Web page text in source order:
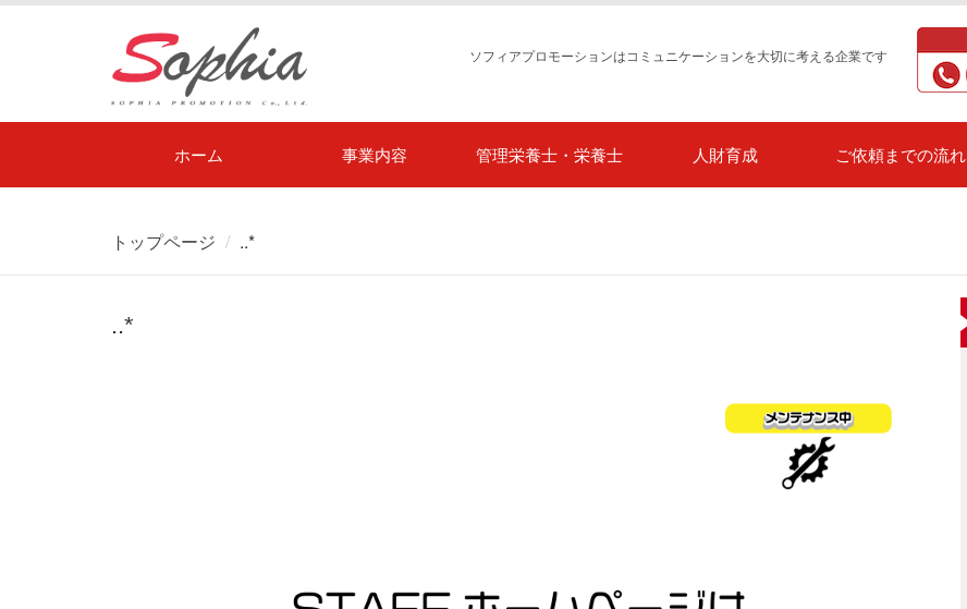
ソフィアプロモーションはコミュニケーションを大切に考える企業です
ホーム 事業内容 管理栄養士・栄養士 人財育成 ご依頼までの流れ
トップページ ..*
..*